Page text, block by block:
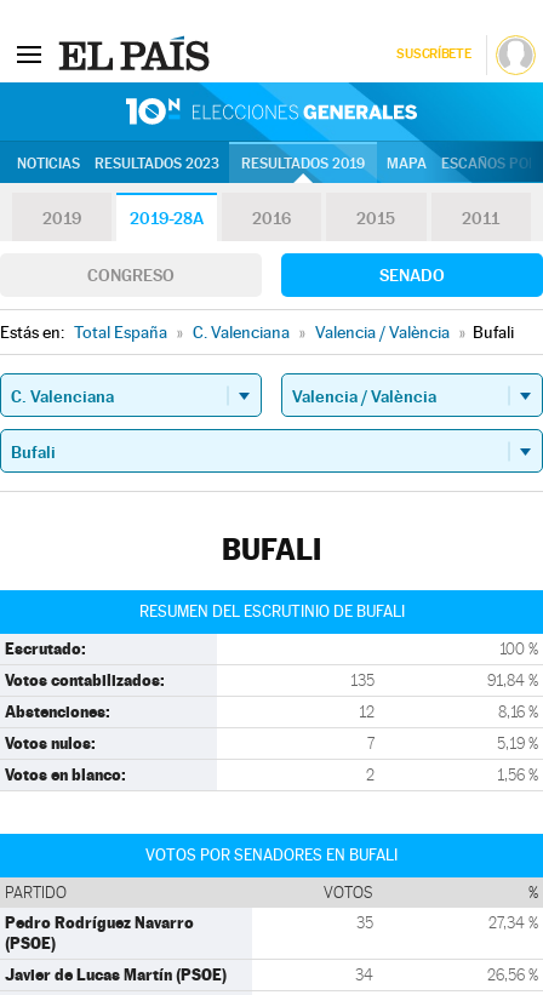
SUSCRÍBETE
NOTICIAS RESULTADOS 2023 RESULTADOS 2019 MAPA ESCAÑOS
2019 2019-28A 2016 2015 2011
CONGRESO SENADO
Estás en: Total España » C. Valenciana » Valencia / València » Bufali
BUFALI
RESUMEN DEL ESCRUTINIO DE BUFALI
Escrutado: 100 %
Votos contabilizados: 135 91,84 %
Abstenciones: 12 8,16 %
Votos nulos: 7 5,19 %
Votos en blanco: 2 1,56 %
VOTOS POR SENADORES EN BUFALI
PARTIDO VOTOS %
Pedro Rodríguez Navarro
(PSOE)
35 27,34 %
Javier de Lucas Martín (PSOE) 34 26,56 %